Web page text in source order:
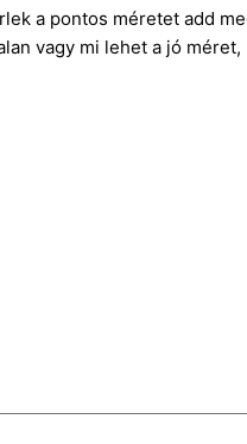
a pontos méretet add
vagy mi lehet a jó